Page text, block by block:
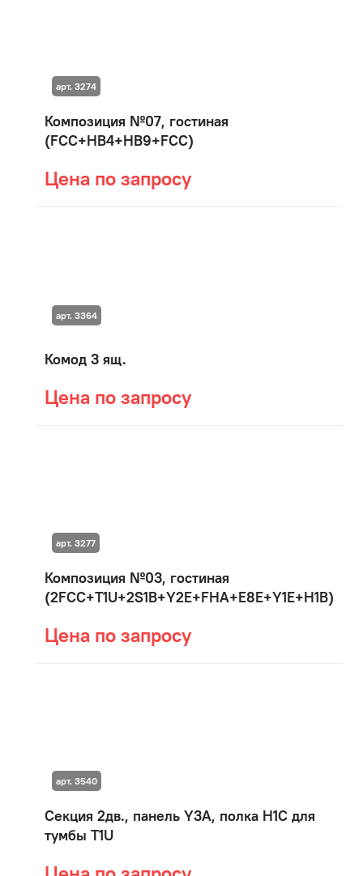
Композиция №07, гостиная
(FCC+HB4+HB9+FCC)
Цена по запросу
арт. 3274
Комод 3 ящ.
Цена по запросу
арт. 3364
Композиция №03, гостиная
(2FCC+T1U+2S1B+Y2E+FHA+E8E+Y1E+H1B)
Цена по запросу
арт. 3277
Секция 2дв., панель Y3A, полка H1C для
тумбы T1U
арт. 3540